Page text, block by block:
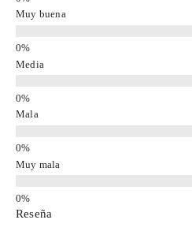
Muy buena
Media
Mala
Muy mala
Reseña